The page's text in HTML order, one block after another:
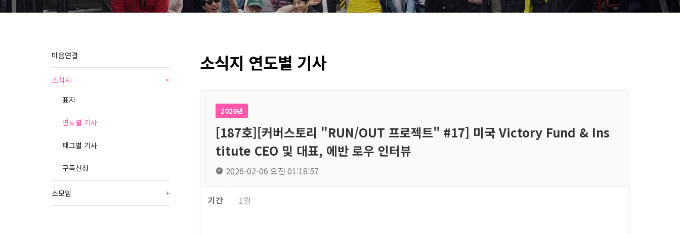
마음연결
소식지 +
표지
연도별 기사
태그별 기사
구독신청
소모임 +
소식지 연도별 기사
2026년
[187호][커버스토리 "RUN/OUT 프로젝트" #17] 미국 Victory Fund & Ins
titute CEO 및 대표, 에반 로우 인터뷰
2026-02-06 오전 01:18:57
기간 1월